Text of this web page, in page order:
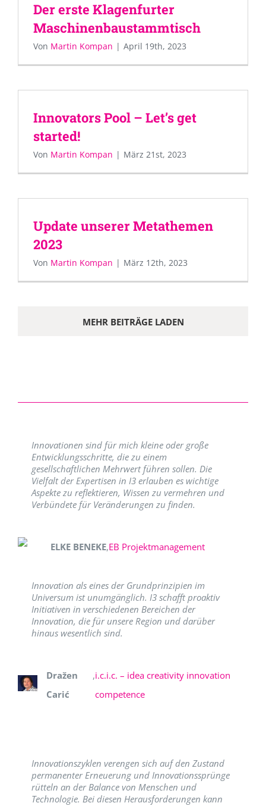
Der erste Klagenfurter
Maschinenbaustammtisch
Von Martin Kompan | April 19th, 2023
Innovators Pool – Let’s get
started!
Von Martin Kompan | März 21st, 2023
Update unserer Metathemen
2023
Von Martin Kompan | März 12th, 2023
MEHR BEITRÄGE LADEN
Innovationen sind für mich kleine oder große
Entwicklungsschritte, die zu einem
gesellschaftlichen Mehrwert führen sollen. Die
Vielfalt der Expertisen in I3 erlauben es wichtige
Aspekte zu reflektieren, Wissen zu vermehren und
Verbündete für Veränderungen zu finden.
ELKE BENEKE,EB Projektmanagement
Innovation als eines der Grundprinzipien im
Universum ist unumgänglich. I3 schafft proaktiv
Initiativen in verschiedenen Bereichen der
Innovation, die für unsere Region und darüber
hinaus wesentlich sind.
Dražen
Carić
,i.c.i.c. – idea creativity innovation
competence
Innovationszyklen verengen sich auf den Zustand
permanenter Erneuerung und Innovationssprünge
rütteln an der Balance von Menschen und
Technologie. Bei diesen Herausforderungen kann